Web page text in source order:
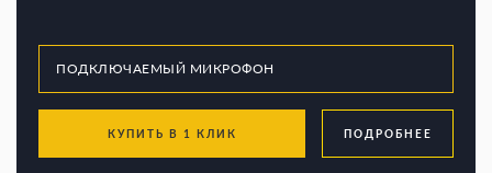
КУПИТЬ В 1 КЛИК ПОДРОБНЕЕ